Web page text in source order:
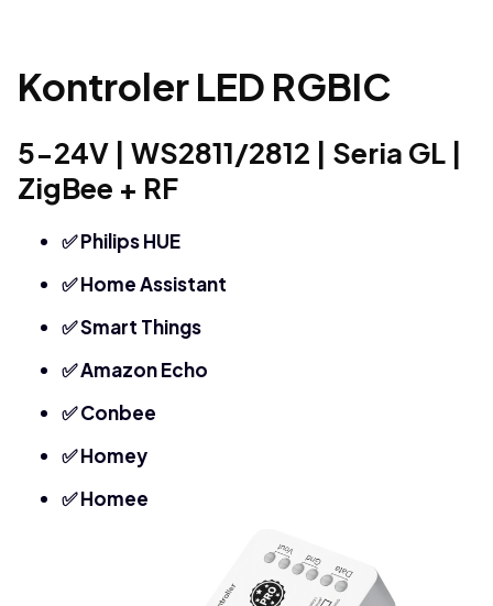
Kontroler LED RGBIC
5-24V | WS2811/2812 | Seria GL |
ZigBee + RF
✅ Philips HUE
✅ Home Assistant
✅ Smart Things
✅ Amazon Echo
✅ Conbee
✅ Homey
✅ Homee